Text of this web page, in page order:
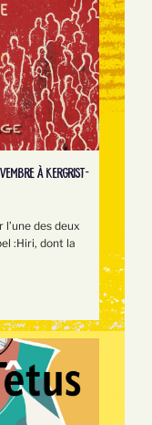
À KERGRIST-
des deux
:Hiri, dont la